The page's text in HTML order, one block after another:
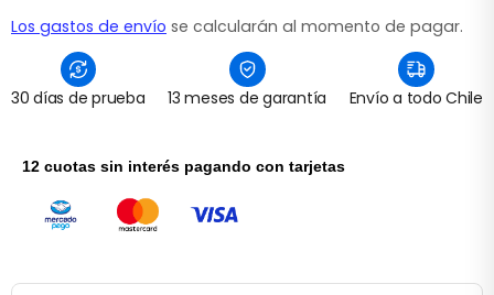
Los gastos de envío se calcularán al momento de pagar.
30 días de prueba 13 meses de garantía Envío a todo Chile
12 cuotas sin interés pagando con tarjetas